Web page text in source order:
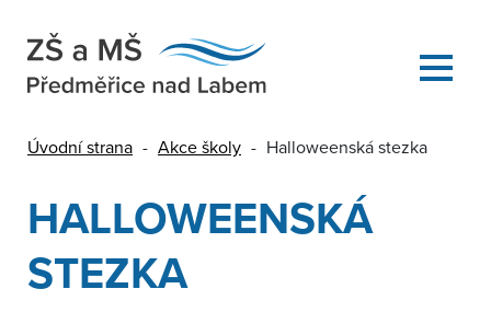
Úvodní strana - Akce školy - Halloweenská stezka
HALLOWEENSKÁ
STEZKA